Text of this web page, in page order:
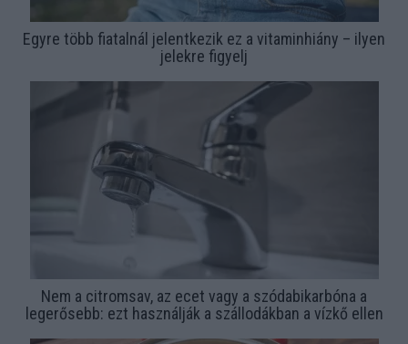
Egyre több fiatalnál jelentkezik ez a vitaminhiány – ilyen
jelekre figyelj
Nem a citromsav, az ecet vagy a szódabikarbóna a
legerősebb: ezt használják a szállodákban a vízkő ellen